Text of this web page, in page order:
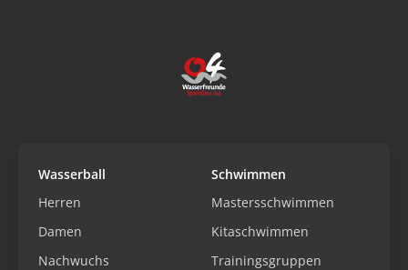
Wasserball
Herren
Damen
Nachwuchs
Schwimmen
Mastersschwimmen
Kitaschwimmen
Trainingsgruppen